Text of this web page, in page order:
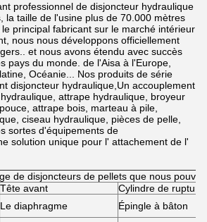
professionnel de disjoncteur hydraulique
la taille de l'usine plus de 70.000 mètres
principal fabricant sur le marché intérieur
nous nous développons officiellement
et nous avons étendu avec succès
pays du monde. de l'Aisa à l'Europe,
Océanie... Nos produits de série
disjoncteur hydraulique,Un accouplement
attrape hydraulique, broyeur
attrape bois, marteau à pile,
ciseau hydraulique, pièces de pelle,
sortes d'équipements de
solution unique pour l' attachement de l'
de disjoncteurs de pellets que nous
Tête avant
Cylindre de rupture
Le diaphragme
Épingle à bâton